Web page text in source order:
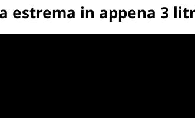
estrema in appena 3